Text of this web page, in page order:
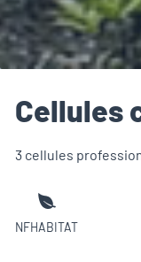
Cellules
3 cellules
NFHABITAT